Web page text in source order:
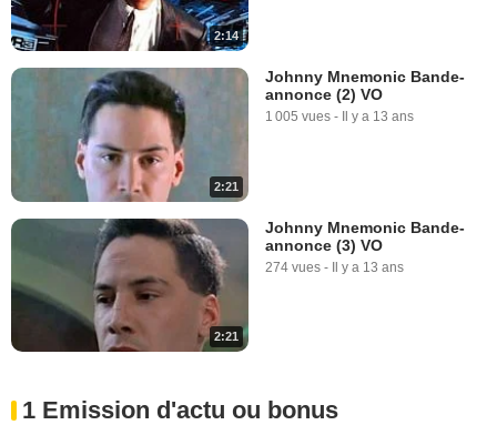
2:14
2:21
Johnny Mnemonic Bande-
annonce (2) VO
1 005 vues - Il y a 13 ans
2:21
Johnny Mnemonic Bande-
annonce (3) VO
274 vues - Il y a 13 ans
1 Emission d'actu ou bonus